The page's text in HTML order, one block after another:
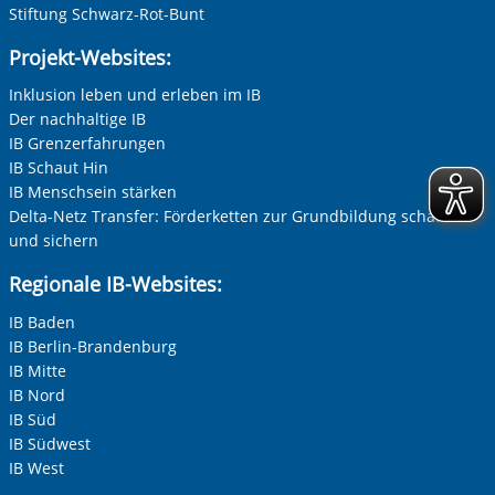
Ihre E-Mail-Adresse
Ihre Telefonnummer
Betreff ihrer Anfrage
Ihre Nachricht
Zur Aktivierung der Videos Marketing-Cookies hier
Stiftung Schwarz-Rot-Bunt
Projekt-Websites:
Inklusion leben und erleben im IB
Der nachhaltige IB
IB Grenzerfahrungen
IB Schaut Hin
IB Menschsein stärken
Delta-Netz Transfer: Förderketten zur Grundbildung schaffen
und sichern
Regionale IB-Websites:
IB Baden
IB Berlin-Brandenburg
IB Mitte
IB Nord
IB Süd
IB Südwest
IB West